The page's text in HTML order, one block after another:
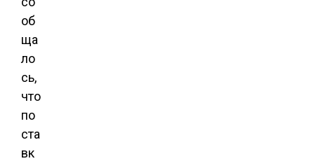
об
ща
ло
сь,
что
по
ста
вк